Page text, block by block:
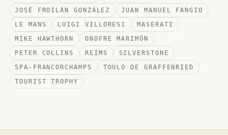
JOSÉ FROILÁN GONZÁLEZ
JUAN MANUEL FANGIO
LE MANS
LUIGI VILLORESI
MASERATI
MIKE HAWTHORN
ONOFRE MARIMÓN
PETER COLLINS
REIMS
SILVERSTONE
SPA-FRANCORCHAMPS
TOULO DE GRAFFENRIED
TOURIST TROPHY